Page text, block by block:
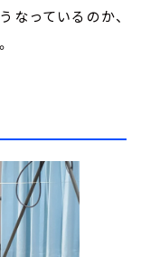
なっているのか、